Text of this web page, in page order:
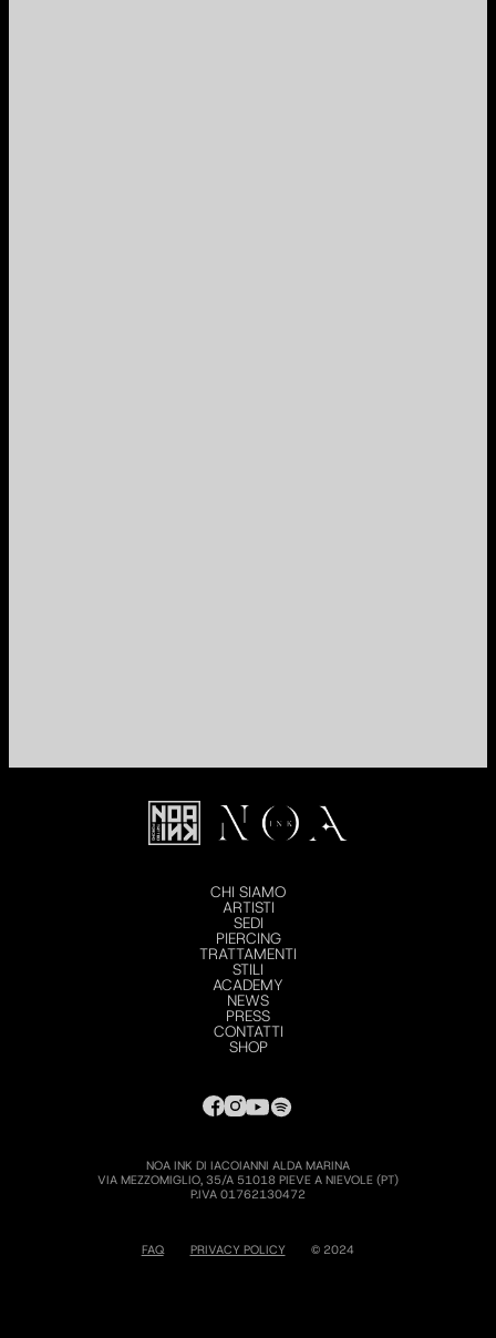
CHI SIAMO
ARTISTI
SEDI
PIERCING
TRATTAMENTI
STILI
ACADEMY
NEWS
PRESS
CONTATTI
SHOP
NOA INK DI IACOIANNI ALDA MARINA
VIA MEZZOMIGLIO, 35/A 51018 PIEVE A NIEVOLE (PT)
P.IVA 01762130472
FAQ PRIVACY POLICY © 2024